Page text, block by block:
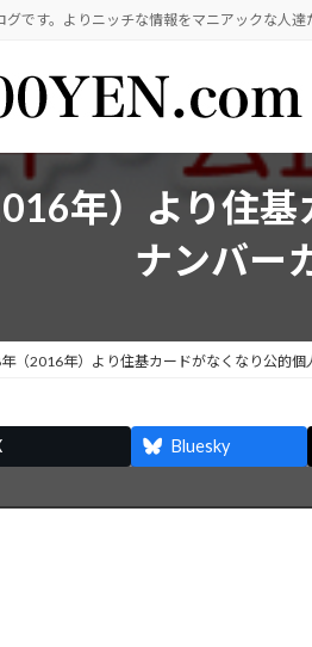
です。よりニッチな情報をマニアックな人達
年）より住
ナンバー
（2016年）より住基カードがなくなり公的
Bluesky